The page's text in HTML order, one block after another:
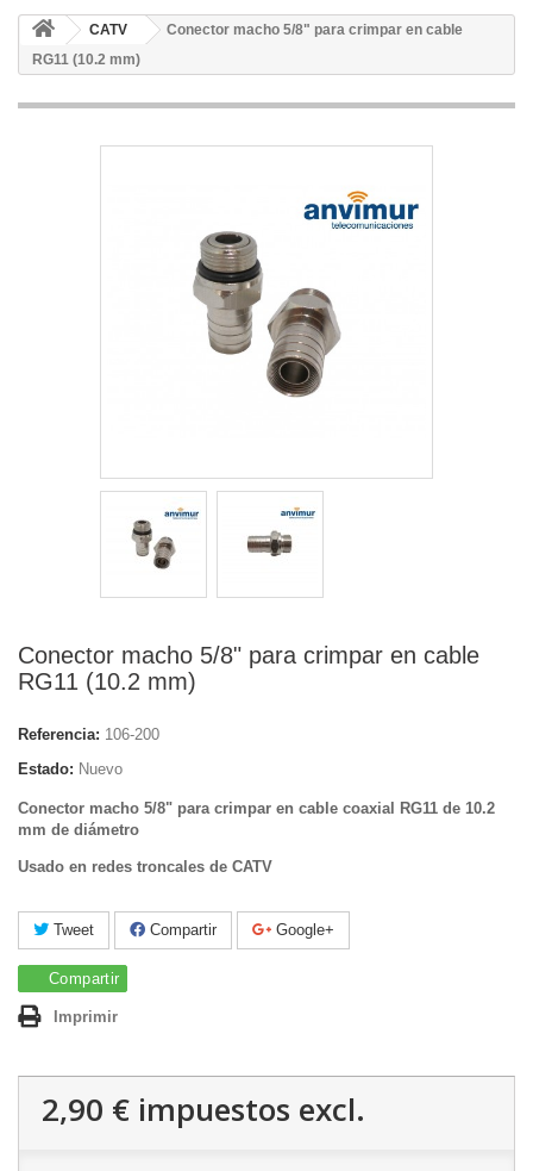
CATV
Conector macho 5/8" para crimpar en cable
RG11 (10.2 mm)
Conector macho 5/8" para crimpar en cable
RG11 (10.2 mm)
Referencia: 106-200
Estado: Nuevo
Conector macho 5/8" para crimpar en cable coaxial RG11 de 10.2
mm de diámetro
Usado en redes troncales de CATV
Tweet Compartir Google+
Compartir
Imprimir
2,90 € impuestos excl.